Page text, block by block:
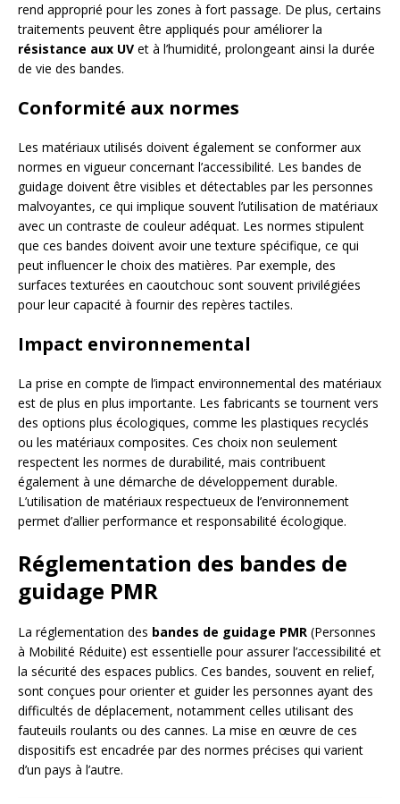
rend approprié pour les zones à fort passage. De plus, certains
traitements peuvent être appliqués pour améliorer la
résistance aux UV et à l’humidité, prolongeant ainsi la durée
de vie des bandes.
Conformité aux normes
Les matériaux utilisés doivent également se conformer aux
normes en vigueur concernant l’accessibilité. Les bandes de
guidage doivent être visibles et détectables par les personnes
malvoyantes, ce qui implique souvent l’utilisation de matériaux
avec un contraste de couleur adéquat. Les normes stipulent
que ces bandes doivent avoir une texture spécifique, ce qui
peut influencer le choix des matières. Par exemple, des
surfaces texturées en caoutchouc sont souvent privilégiées
pour leur capacité à fournir des repères tactiles.
Impact environnemental
La prise en compte de l’impact environnemental des matériaux
est de plus en plus importante. Les fabricants se tournent vers
des options plus écologiques, comme les plastiques recyclés
ou les matériaux composites. Ces choix non seulement
respectent les normes de durabilité, mais contribuent
également à une démarche de développement durable.
L’utilisation de matériaux respectueux de l’environnement
permet d’allier performance et responsabilité écologique.
Réglementation des bandes de
guidage PMR
La réglementation des bandes de guidage PMR (Personnes
à Mobilité Réduite) est essentielle pour assurer l’accessibilité et
la sécurité des espaces publics. Ces bandes, souvent en relief,
sont conçues pour orienter et guider les personnes ayant des
difficultés de déplacement, notamment celles utilisant des
fauteuils roulants ou des cannes. La mise en œuvre de ces
dispositifs est encadrée par des normes précises qui varient
d’un pays à l’autre.